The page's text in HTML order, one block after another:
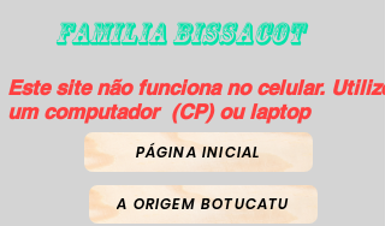
FAMILIA BISSACOT
Este site não funciona no celular. Utilize
um computador (CP) ou laptop
PÁGINA INICIAL
A ORIGEM BOTUCATU